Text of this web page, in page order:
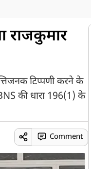
राजकुमार
टिप्पणी करने के
की धारा 196(1) के
Comment